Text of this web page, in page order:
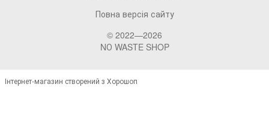
Повна версія сайту
© 2022—2026
NО WASTE SHOP
Інтернет-магазин створений з Хорошоп